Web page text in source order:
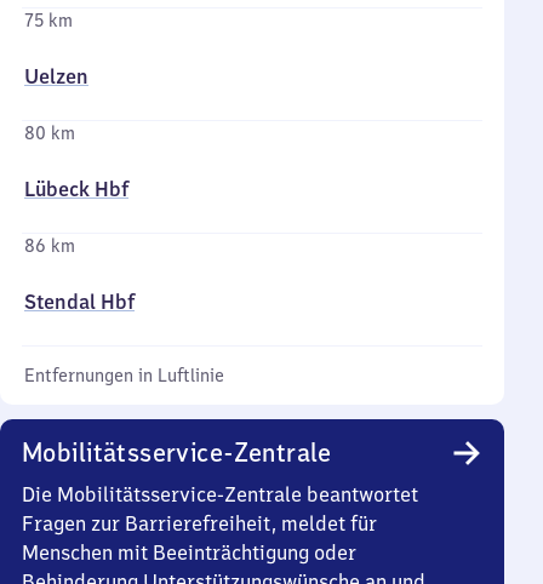
75 km
Uelzen
80 km
Lübeck Hbf
86 km
Stendal Hbf
Entfernungen in Luftlinie
Mobilitätsservice-Zentrale
Die Mobilitätsservice-Zentrale beantwortet
Fragen zur Barrierefreiheit, meldet für
Menschen mit Beeinträchtigung oder